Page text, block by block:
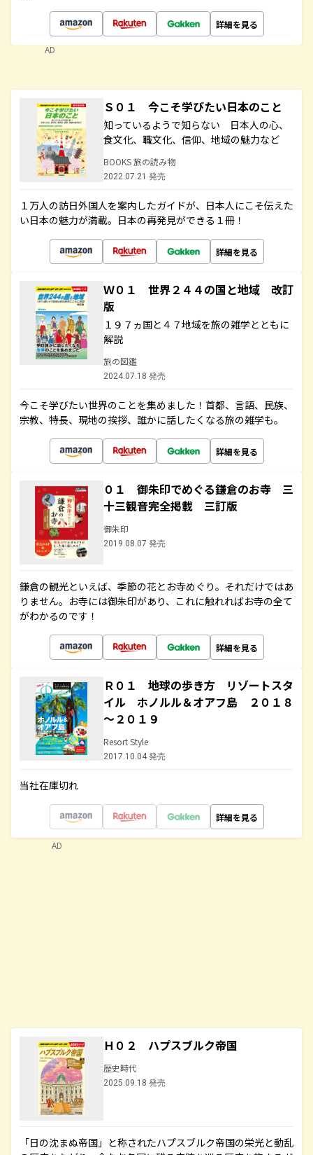
詳細を見る
AD
Ｓ０１ 今こそ学びたい日本のこと
知っているようで知らない 日本人の心、
食文化、職文化、信仰、地域の魅力など
BOOKS 旅の読み物
2022.07.21 発売
１万人の訪日外国人を案内したガイドが、日本人にこそ伝えた
い日本の魅力が満載。日本の再発見ができる１冊！
詳細を見る
Ｗ０１ 世界２４４の国と地域 改訂
版
１９７ヵ国と４７地域を旅の雑学とともに
解説
旅の図鑑
2024.07.18 発売
今こそ学びたい世界のことを集めました！首都、言語、民族、
宗教、特長、現地の挨拶、誰かに話したくなる旅の雑学も。
詳細を見る
０１ 御朱印でめぐる鎌倉のお寺 三
十三観音完全掲載 三訂版
御朱印
2019.08.07 発売
鎌倉の観光といえば、季節の花とお寺めぐり。それだけではあ
りません。お寺には御朱印があり、これに触れればお寺の全て
がわかるのです！
詳細を見る
Ｒ０１ 地球の歩き方 リゾートスタ
イル ホノルル＆オアフ島 ２０１８
～２０１９
Resort Style
2017.10.04 発売
当社在庫切れ
詳細を見る
Ｈ０２ ハプスブルク帝国
歴史時代
2025.09.18 発売
「日の沈まぬ帝国」と称されたハプスブルク帝国の栄光と動乱
AD